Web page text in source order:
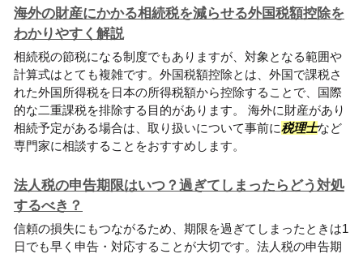
海外の財産にかかる相続税を減らせる外国税額控除を
わかりやすく解説
相続税の節税になる制度でもありますが、対象となる範囲や
計算式はとても複雑です。外国税額控除とは、外国で課税さ
れた外国所得税を日本の所得税額から控除することで、国際
的な二重課税を排除する目的があります。 海外に財産があり
相続予定がある場合は、取り扱いについて事前に税理士など
専門家に相談することをおすすめします。
法人税の申告期限はいつ？過ぎてしまったらどう対処
するべき？
信頼の損失にもつながるため、期限を過ぎてしまったときは1
日でも早く申告・対応することが大切です。法人税の申告期